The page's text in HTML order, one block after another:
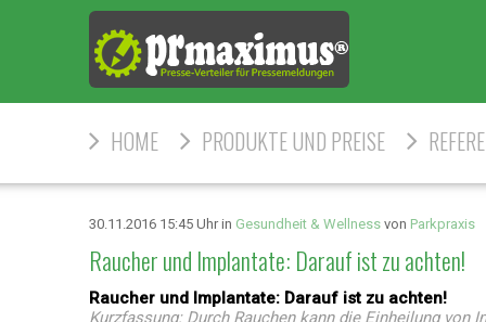
HOME PRODUKTE UND PREISE
30.11.2016 15:45 Uhr in Gesundheit & Wellness von Parkpraxis
Raucher und Implantate: Darauf ist zu achten!
Raucher und Implantate: Darauf ist zu achten!
Kurzfassung:Durch Rauchen kann die Einheilung von